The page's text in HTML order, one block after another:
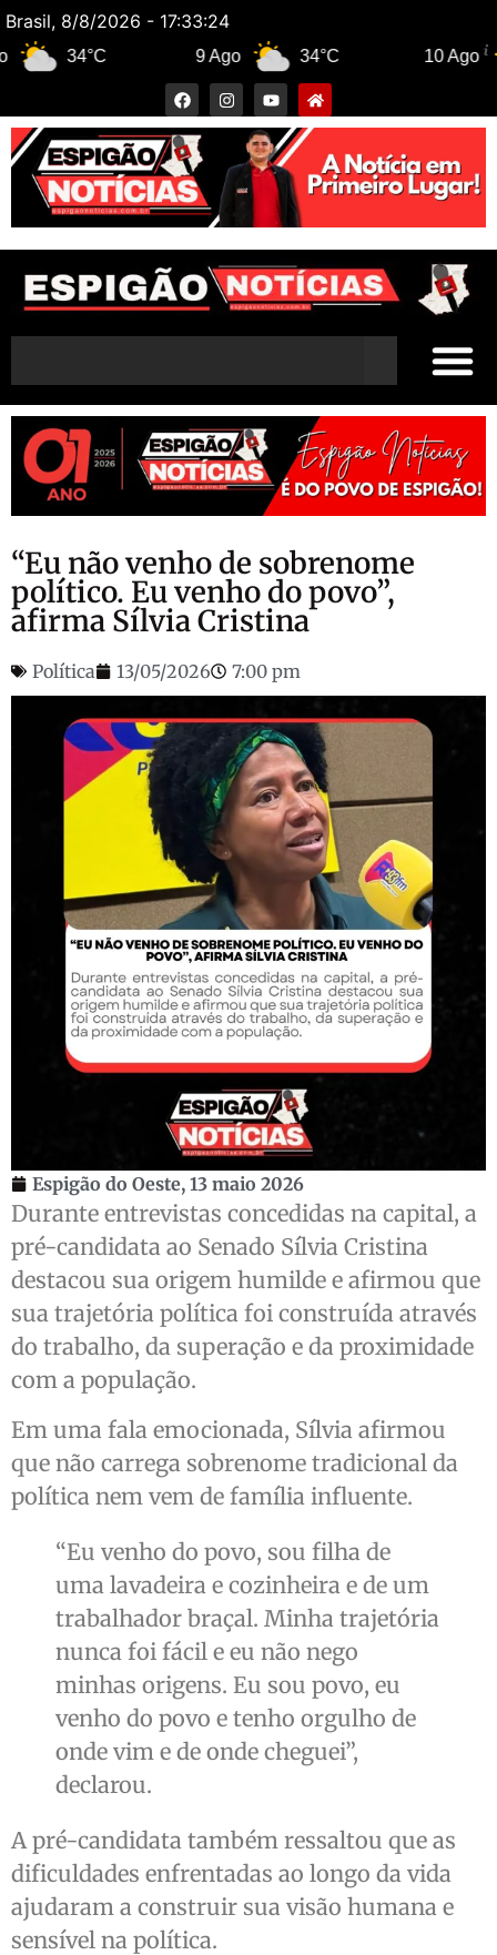
Brasil, 8/8/2026 - 17:33:25
34°C 34°C 10 Ago
“Eu não venho de sobrenome
político. Eu venho do povo”,
afirma Sílvia Cristina
Política 13/05/2026 7:00 pm
Espigão do Oeste, 13 maio 2026
Durante entrevistas concedidas na capital, a
pré-candidata ao Senado Sílvia Cristina
destacou sua origem humilde e afirmou que
sua trajetória política foi construída através
do trabalho, da superação e da proximidade
com a população.
Em uma fala emocionada, Sílvia afirmou
que não carrega sobrenome tradicional da
política nem vem de família influente.
“Eu venho do povo, sou filha de
uma lavadeira e cozinheira e de um
trabalhador braçal. Minha trajetória
nunca foi fácil e eu não nego
minhas origens. Eu sou povo, eu
venho do povo e tenho orgulho de
onde vim e de onde cheguei”,
declarou.
A pré-candidata também ressaltou que as
dificuldades enfrentadas ao longo da vida
ajudaram a construir sua visão humana e
sensível na política.